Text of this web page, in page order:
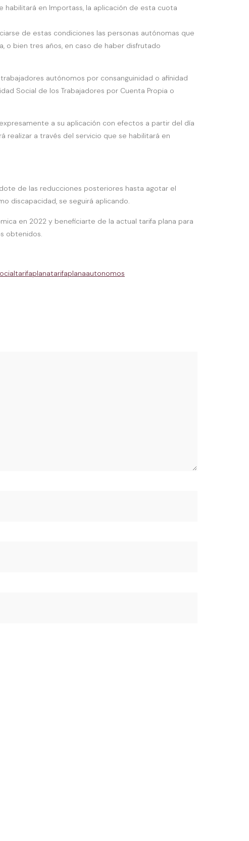
habilitará en Importass, la aplicación de esta cuota
de estas condiciones las personas autónomas que
o bien tres años, en caso de haber disfrutado
autónomos por consanguinidad o afinidad
Social de los Trabajadores por Cuenta Propia o
a su aplicación con efectos a partir del día
realizar a través del servicio que se habilitará en
de las reducciones posteriores hasta agotar el
discapacidad, se seguirá aplicando.
en 2022 y beneficiarte de la actual tarifa plana para
obtenidos.
tarifaplanatarifaplanaautonomos